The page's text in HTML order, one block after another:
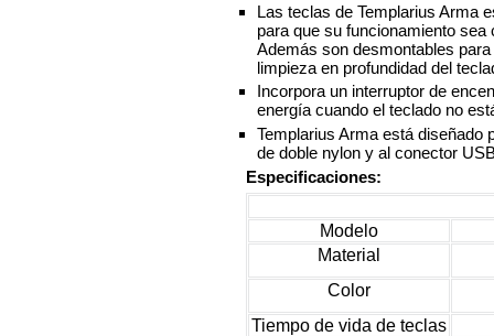
Las teclas de Templarius Arma
para que su funcionamiento
Además son desmontables
limpieza en profundidad del
Incorpora un interruptor de
energía cuando el teclado no
Templarius Arma está diseñado
de doble nylon y al conector
Especificaciones:
Modelo
Material
Color
Tiempo de vida de teclas